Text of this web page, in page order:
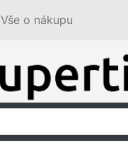
Vše o nákupu